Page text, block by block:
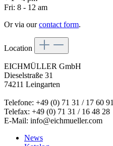
Fri: 8 - 12 am
Or via ourcontact form.
Location
EICHMÜLLER GmbH
Dieselstraße 31
74211 Leingarten
Telefone: +49 (0) 71 31 / 17 60 91
Telefax: +49 (0) 71 31 / 16 48 28
E-Mail: info@eichmueller.com
News